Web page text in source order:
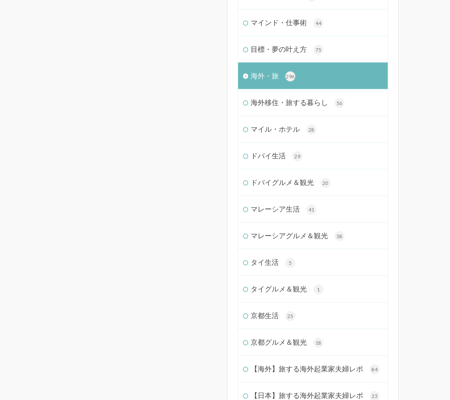
マインド・仕事術 44
目標・夢の叶え方 75
海外・旅 296
海外移住・旅する暮らし 56
マイル・ホテル 28
ドバイ生活 29
ドバイグルメ＆観光 20
マレーシア生活 41
マレーシアグルメ＆観光 38
タイ生活 5
タイグルメ＆観光 1
京都生活 25
京都グルメ＆観光 18
【海外】旅する海外起業家夫婦レポ 84
【日本】旅する海外起業家夫婦レポ 23